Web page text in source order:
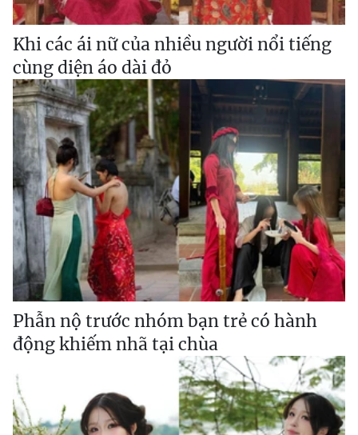
Khi các ái nữ của nhiều người nổi tiếng
cùng diện áo dài đỏ
Phẫn nộ trước nhóm bạn trẻ có hành
động khiếm nhã tại chùa